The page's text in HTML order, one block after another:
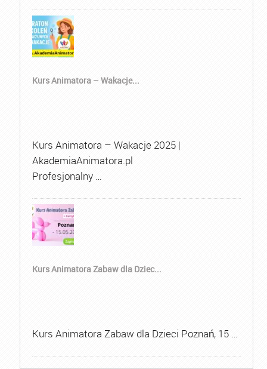
Kurs Animatora – Wakacje...
Kurs Animatora – Wakacje 2025 |
AkademiaAnimatora.pl
Profesjonalny …
Kurs Animatora Zabaw dla Dziec...
Kurs Animatora Zabaw dla Dzieci Poznań, 15 …